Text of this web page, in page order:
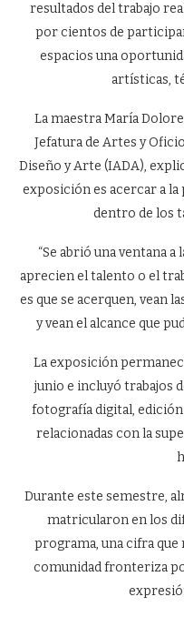
resultados del trabajo
por cientos de
espacios una
artísticas,
La maestra María
Jefatura de Artes y
Diseño y Arte (IADA),
exposición es acercar a la
dentro de los
“Se abrió una ventana
aprecien el talento o el
es que se acerquen, vean
y vean el alcance que
La exposición
junio e incluyó trabajos
fotografía digital, edición
relacionadas con la
Durante este semestre,
matricularon en los
programa, una cifra
comunidad fronteriza